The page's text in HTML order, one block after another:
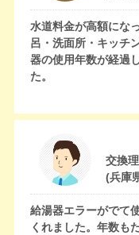
水道料金が高額にな
呂・洗面所・キッチ
器の使用年数が経過
た。
交換理
(兵庫
給湯器エラーがでて
くれました。年数も